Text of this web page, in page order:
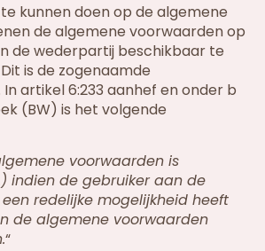
kunnen doen op de algemene
de algemene voorwaarden op
de wederpartij beschikbaar te
is de zogenaamde
artikel 6:233 aanhef en onder b
(BW) is het volgende
voorwaarden is
indien de gebruiker aan de
redelijke mogelijkheid heeft
de algemene voorwaarden
“